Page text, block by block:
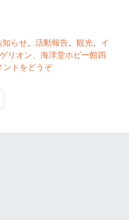
知らせ 活動報告 観光
イ
リオン、海洋堂ホビー館四
ントをどうぞ